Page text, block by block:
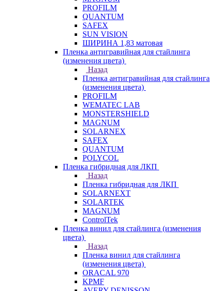
PROFILM
QUANTUM
SAFEX
SUN VISION
ШИРИНА 1,83 матовая
Пленка антигравийная для стайлинга
(изменения цвета)
Назад
Пленка антигравийная для стайлинга
(изменения цвета)
PROFILM
WEMATEC LAB
MONSTERSHIELD
MAGNUM
SOLARNEX
SAFEX
QUANTUM
POLYCOL
Пленка гибридная для ЛКП
Назад
Пленка гибридная для ЛКП
SOLARNEXT
SOLARTEK
MAGNUM
ControlTek
Пленка винил для стайлинга (изменения
цвета)
Назад
Пленка винил для стайлинга
(изменения цвета)
ORACAL 970
KPMF